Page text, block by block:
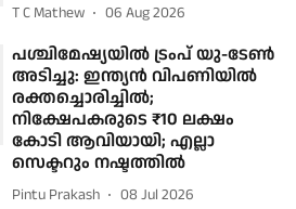
T C Mathew 06 Aug 2026
പശ്ചിമേഷ്യയിൽ ട്രംപ് യു-‌ടേൺ
അടിച്ചു: ഇന്ത്യൻ വിപണിയിൽ
രക്തച്ചൊരിച്ചിൽ;
നിക്ഷേപകരുടെ ₹10 ലക്ഷം
കോടി ആവിയായി; എല്ലാ
സെക്ടറും നഷ്ടത്തിൽ
Pintu Prakash 08 Jul 2026